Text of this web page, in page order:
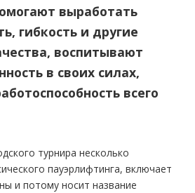
выработать
гибкость и другие
воспитывают
в своих силах,
всего
турнира несколько
пауэрлифтинга, включает
и потому носит название